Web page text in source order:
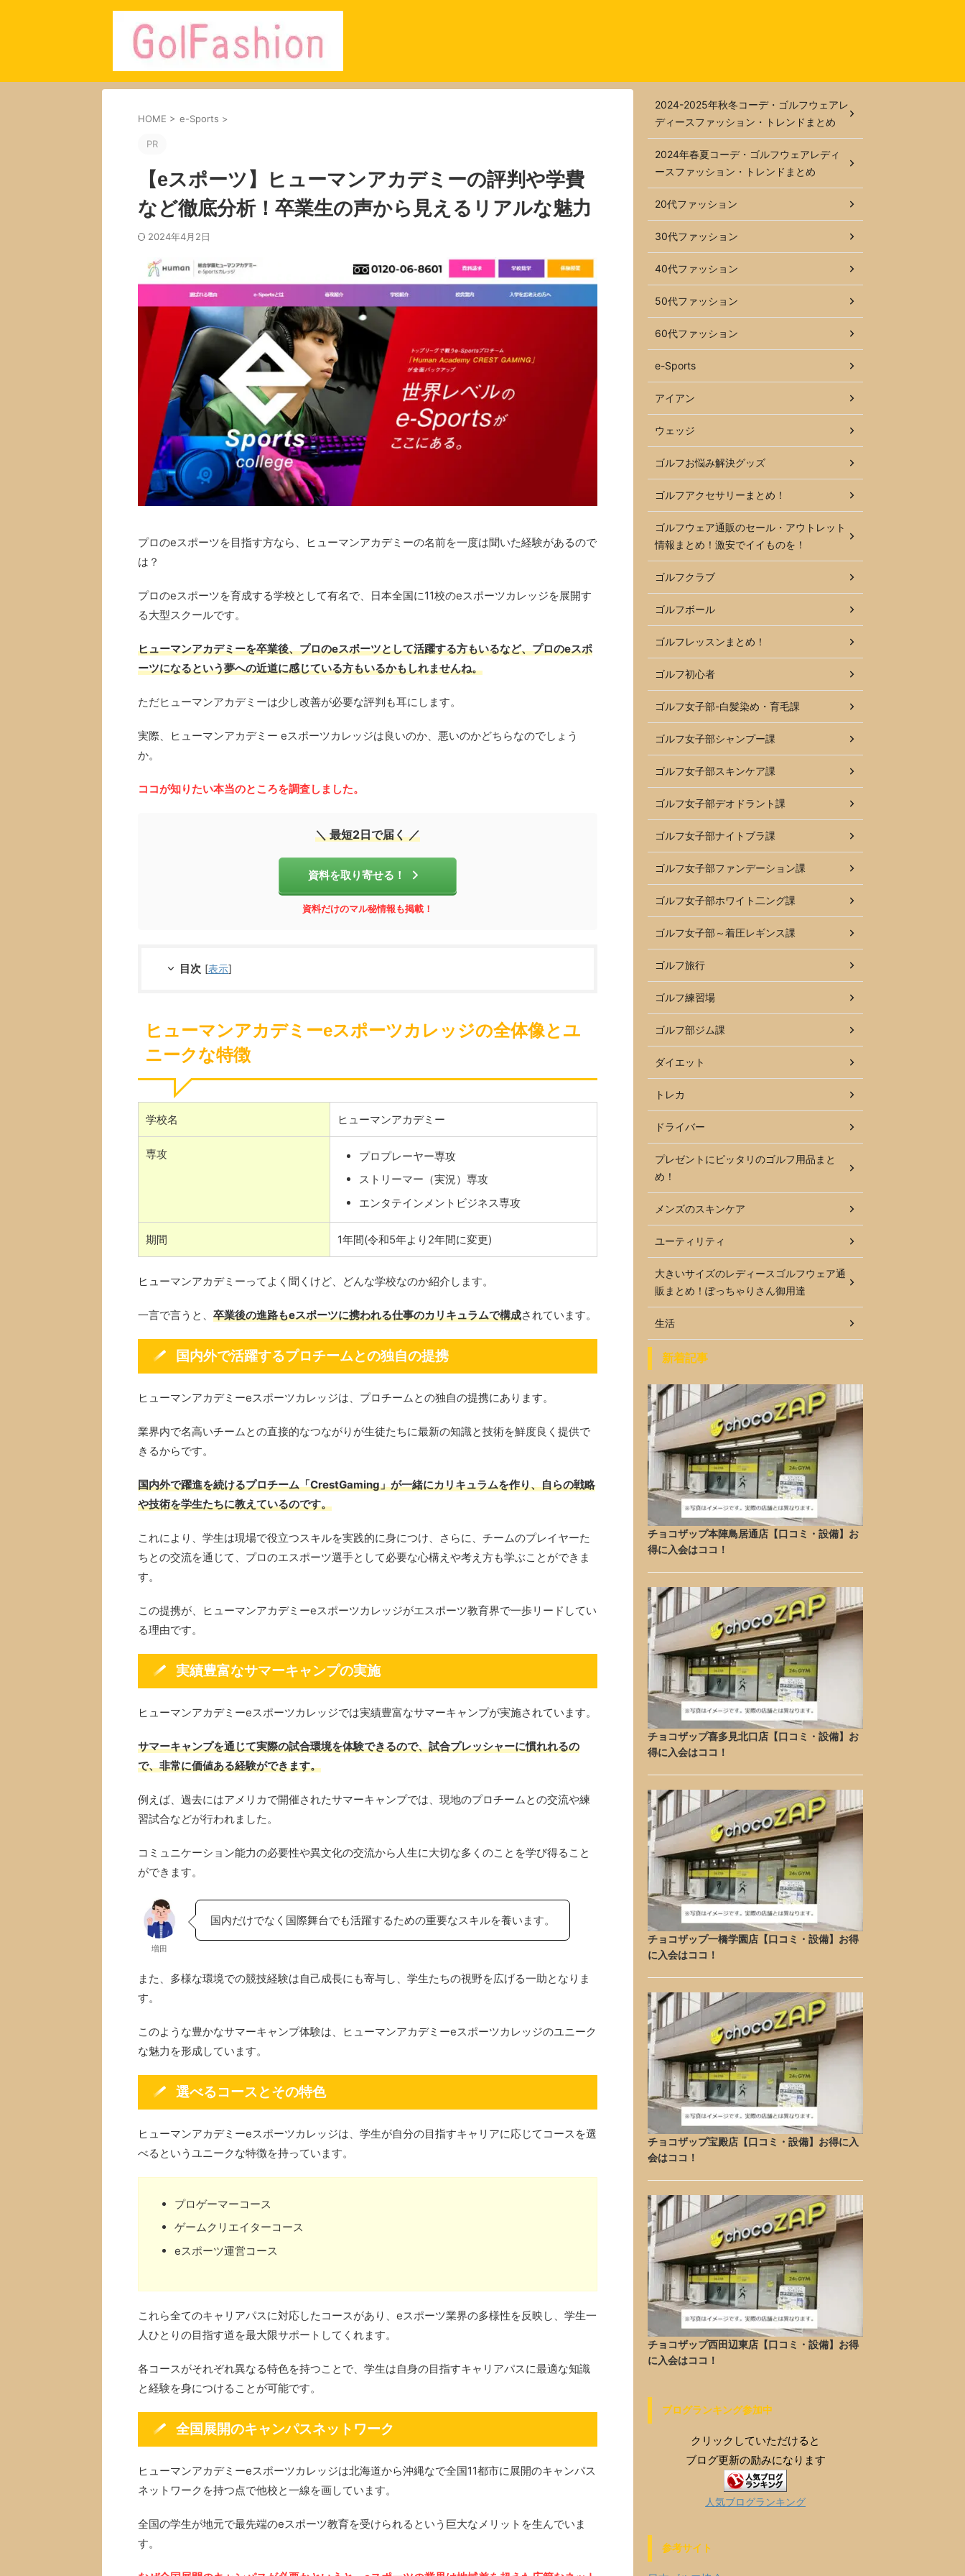
HOME > e-Sports >
PR
【eスポーツ】ヒューマンアカデミーの評判や学費
など徹底分析！卒業生の声から見えるリアルな魅力
2024年4月2日
プロのeスポーツを目指す方なら、ヒューマンアカデミーの名前を一度は聞いた経験があるので
は？
プロのeスポーツを育成する学校として有名で、日本全国に11校のeスポーツカレッジを展開す
る大型スクールです。
ヒューマンアカデミーを卒業後、プロのeスポーツとして活躍する方もいるなど、プロのeスポ
ーツになるという夢への近道に感じている方もいるかもしれませんね。
ただヒューマンアカデミーは少し改善が必要な評判も耳にします。
実際、ヒューマンアカデミー eスポーツカレッジは良いのか、悪いのかどちらなのでしょう
か。
ココが知りたい本当のところを調査しました。
＼ 最短2日で届く ／
資料を取り寄せる！
資料だけのマル秘情報も掲載！
目次 [表示]
ヒューマンアカデミーeスポーツカレッジの全体像とユ
ニークな特徴
学校名 ヒューマンアカデミー
専攻
プロプレーヤー専攻
ストリーマー（実況）専攻
エンタテインメントビジネス専攻
期間 1年間(令和5年より2年間に変更)
ヒューマンアカデミーってよく聞くけど、どんな学校なのか紹介します。
一言で言うと、 卒業後の進路もeスポーツに携われる仕事のカリキュラムで構成されています。
国内外で活躍するプロチームとの独自の提携
ヒューマンアカデミーeスポーツカレッジは、プロチームとの独自の提携にあります。
業界内で名高いチームとの直接的なつながりが生徒たちに最新の知識と技術を鮮度良く提供で
きるからです。
国内外で躍進を続けるプロチーム「CrestGaming」が一緒にカリキュラムを作り、自らの戦略
や技術を学生たちに教えているのです。
これにより、学生は現場で役立つスキルを実践的に身につけ、さらに、チームのプレイヤーた
ちとの交流を通じて、プロのエスポーツ選手として必要な心構えや考え方も学ぶことができま
す。
この提携が、ヒューマンアカデミーeスポーツカレッジがエスポーツ教育界で一歩リードしてい
る理由です。
実績豊富なサマーキャンプの実施
ヒューマンアカデミーeスポーツカレッジでは実績豊富なサマーキャンプが実施されています。
サマーキャンプを通じて実際の試合環境を体験できるので、試合プレッシャーに慣れれるの
で、非常に価値ある経験ができます。
例えば、過去にはアメリカで開催されたサマーキャンプでは、現地のプロチームとの交流や練
習試合などが行われました。
コミュニケーション能力の必要性や異文化の交流から人生に大切な多くのことを学び得ること
ができます。
増田
国内だけでなく国際舞台でも活躍するための重要なスキルを養います。
また、多様な環境での競技経験は自己成長にも寄与し、学生たちの視野を広げる一助となりま
す。
このような豊かなサマーキャンプ体験は、ヒューマンアカデミーeスポーツカレッジのユニーク
な魅力を形成しています。
選べるコースとその特色
ヒューマンアカデミーeスポーツカレッジは、学生が自分の目指すキャリアに応じてコースを選
べるというユニークな特徴を持っています。
プロゲーマーコース
ゲームクリエイターコース
eスポーツ運営コース
これら全てのキャリアパスに対応したコースがあり、eスポーツ業界の多様性を反映し、学生一
人ひとりの目指す道を最大限サポートしてくれます。
各コースがそれぞれ異なる特色を持つことで、学生は自身の目指すキャリアパスに最適な知識
と経験を身につけることが可能です。
全国展開のキャンパスネットワーク
ヒューマンアカデミーeスポーツカレッジは北海道から沖縄なで全国11都市に展開のキャンパス
ネットワークを持つ点で他校と一線を画しています。
全国の学生が地元で最先端のeスポーツ教育を受けられるという巨大なメリットを生んでいま
す。
2024-2025年秋冬コーデ・ゴルフウェアレ
ディースファッション・トレンドまとめ
2024年春夏コーデ・ゴルフウェアレディ
ースファッション・トレンドまとめ
20代ファッション
30代ファッション
40代ファッション
50代ファッション
60代ファッション
e-Sports
アイアン
ウェッジ
ゴルフお悩み解決グッズ
ゴルフアクセサリーまとめ！
ゴルフウェア通販のセール・アウトレット
情報まとめ！激安でイイものを！
ゴルフクラブ
ゴルフボール
ゴルフレッスンまとめ！
ゴルフ初心者
ゴルフ女子部-白髪染め・育毛課
ゴルフ女子部シャンプー課
ゴルフ女子部スキンケア課
ゴルフ女子部デオドラント課
ゴルフ女子部ナイトブラ課
ゴルフ女子部ファンデーション課
ゴルフ女子部ホワイト二ング課
ゴルフ女子部～着圧レギンス課
ゴルフ旅行
ゴルフ練習場
ゴルフ部ジム課
ダイエット
トレカ
ドライバー
プレゼントにピッタリのゴルフ用品まと
め！
メンズのスキンケア
ユーティリティ
大きいサイズのレディースゴルフウェア通
販まとめ！ぽっちゃりさん御用達
生活
新着記事
チョコザップ本陣鳥居通店【口コミ・設備】お
得に入会はココ！
チョコザップ喜多見北口店【口コミ・設備】お
得に入会はココ！
チョコザップ一橋学園店【口コミ・設備】お得
に入会はココ！
チョコザップ宝殿店【口コミ・設備】お得に入
会はココ！
チョコザップ西田辺東店【口コミ・設備】お得
に入会はココ！
ブログランキング参加中
クリックしていただけると
ブログ更新の励みになります
人気ブログランキング
参考サイト